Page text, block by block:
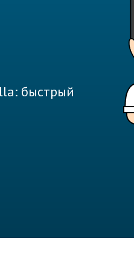
быстрый